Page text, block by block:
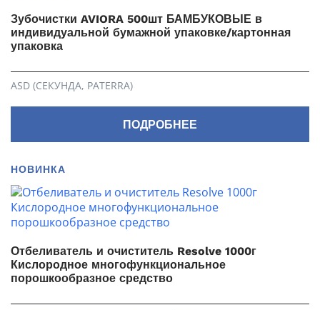
Зубочистки AVIORA 500шт БАМБУКОВЫЕ в
индивидуальной бумажной упаковке/картонная
упаковка
ASD (СЕКУНДА, PATERRA)
ПОДРОБНЕЕ
НОВИНКА
Отбеливатель и очиститель Resolve 1000г
Кислородное многофункциональное
порошкообразное средство